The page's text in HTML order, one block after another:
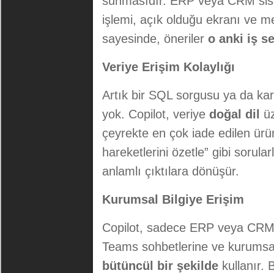
işlemi, açık olduğu ekranı ve
sayesinde, öneriler o anki iş
Veriye Erişim Kolaylığı
Artık bir SQL sorgusu ya da
yok. Copilot, veriye doğal dil
çeyrekte en çok iade edilen
hareketlerini özetle” gibi
anlamlı çıktılara dönüşür.
Kurumsal Bilgiye Erişim
Copilot, sadece ERP veya
Teams sohbetlerine ve
bütüncül bir şekilde kullanır.